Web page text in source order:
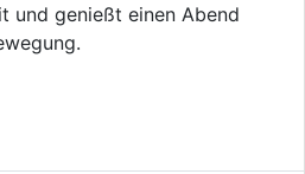
und genießt einen Abend